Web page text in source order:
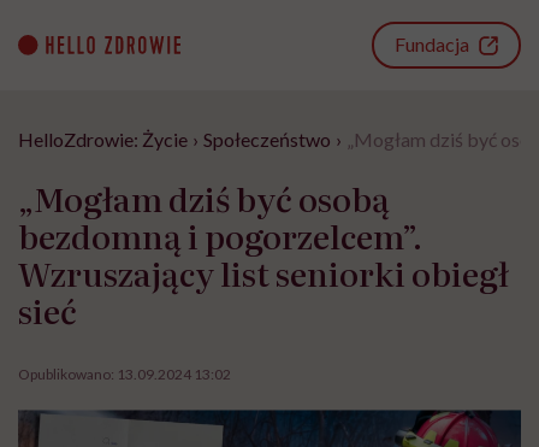
content
Fundacja
HelloZdrowie: Życie › Społeczeństwo › „Mogłam dziś być
„Mogłam dziś być osobą
bezdomną i pogorzelcem”.
Wzruszający list seniorki obiegł
sieć
Opublikowano: 13.09.2024 13:02